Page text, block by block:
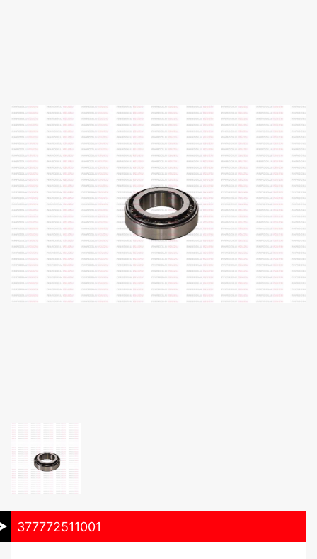
377772511001